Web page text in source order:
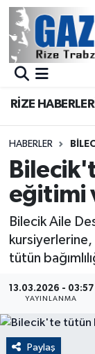
RİZE HABERLERİ
HABERLER
eğitimi
Bilecik Aile
kursiyerlerine,
tütün
13.03.2026 - 03:57
YAYINLANMA
Paylaş
Asayiş
Rize
Bilim
Canlı Maç
ÇEVRE
Merkez
Merkez
Süper Lig
Tüm
Haber